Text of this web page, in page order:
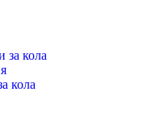
за кола
кола